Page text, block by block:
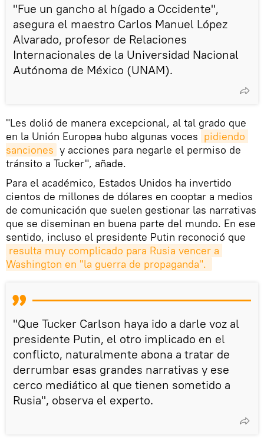
"Fue un gancho al hígado a Occidente",
asegura el maestro Carlos Manuel López
Alvarado, profesor de Relaciones
Internacionales de la Universidad Nacional
Autónoma de México (UNAM).
"Les dolió de manera excepcional, al tal grado que
en la Unión Europea hubo algunas voces pidiendo
sanciones y acciones para negarle el permiso de
tránsito a Tucker", añade.
Para el académico, Estados Unidos ha invertido
cientos de millones de dólares en cooptar a medios
de comunicación que suelen gestionar las narrativas
que se diseminan en buena parte del mundo. En ese
sentido, incluso el presidente Putin reconoció que
resulta muy complicado para Rusia vencer a
Washington en "la guerra de propaganda".
"Que Tucker Carlson haya ido a darle voz al
presidente Putin, el otro implicado en el
conflicto, naturalmente abona a tratar de
derrumbar esas grandes narrativas y ese
cerco mediático al que tienen sometido a
Rusia", observa el experto.